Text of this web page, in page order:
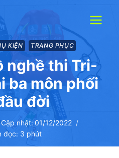
KIỆN TRANG PHỤC
nghề thi Tri-
ba môn phối
đời
Cập nhật: 01/12/2022
đọc: 3 phút